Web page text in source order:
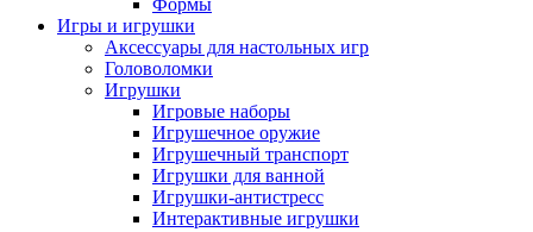
Формы
Игры и игрушки
Аксессуары для настольных игр
Головоломки
Игрушки
Игровые наборы
Игрушечное оружие
Игрушечный транспорт
Игрушки для ванной
Игрушки-антистресс
Интерактивные игрушки